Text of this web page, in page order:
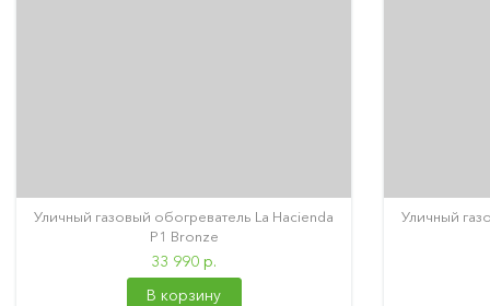
Уличный газовый обогреватель La Hacienda
P1 Bronze
33 990 р.
В корзину
Уличный